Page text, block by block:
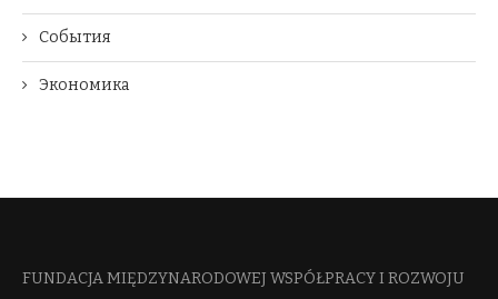
События
Экономика
FUNDACJA MIĘDZYNARODOWEJ WSPÓŁPRACY I ROZWOJU​